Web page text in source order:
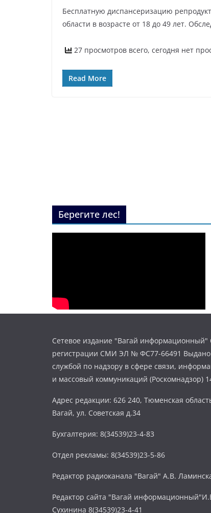
Бесплатную диспансеризацию
области в возрасте от 18 до 49 лет.
27 просмотров всего, сегодня нет
Read More
Берегите лес!
Сетевое издание "Вагай информационный"
регистрации СМИ ЭЛ № ФС77-66491
службой по надзору в сфере связи,
и массовый коммуникаций (Роскомнадзор)
Адрес редакции: 626 240, Тюменская
Вагай, ул. Советская д.34
Бухгалтерия: 8(34539)23-4-83
Отдел рекламы: 8(34539)23-5-86
Редактор радиоканала "Вагай" А.В.
Редактор сайта "Вагай
Сухинина 8(34539)23-4-41